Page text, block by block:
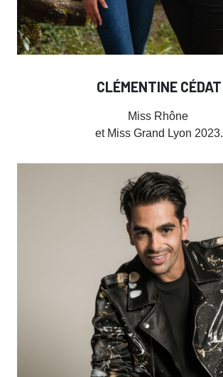
CLÉMENTINE CÉDAT
Miss Rhône
et Miss Grand Lyon 2023.